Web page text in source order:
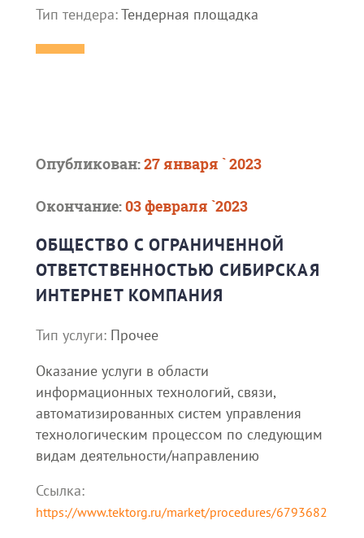
Тип тендера:Тендерная площадка
Опубликован:27 января ` 2023
Окончание:03 февраля `2023
ОБЩЕСТВО С ОГРАНИЧЕННОЙ
ОТВЕТСТВЕННОСТЬЮ СИБИРСКАЯ
ИНТЕРНЕТ КОМПАНИЯ
Тип услуги: Прочее
Оказание услуги в области
информационных технологий, связи,
автоматизированных систем управления
технологическим процессом по следующим
видам деятельности/направлению
Ссылка:
https://www.tektorg.ru/market/procedures/6793682